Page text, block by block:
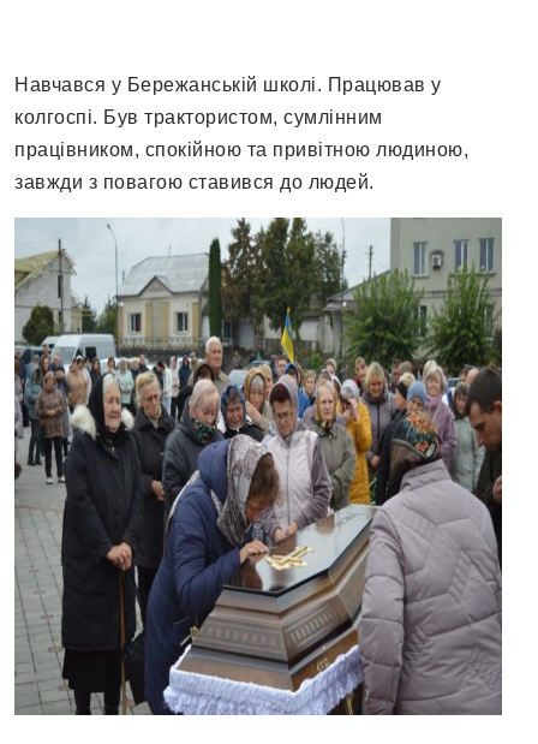
Навчався у Бережанській школі. Працював у
колгоспі. Був трактористом, сумлінним
працівником, спокійною та привітною людиною,
завжди з повагою ставився до людей.